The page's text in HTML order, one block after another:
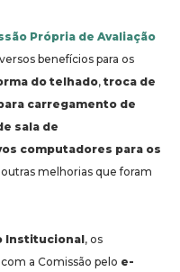
Própria de Avaliação
benefícios para os
do telhado, troca de
carregamento de
sala de
computadores para os
melhorias que foram
Institucional, os
a Comissão pelo e-